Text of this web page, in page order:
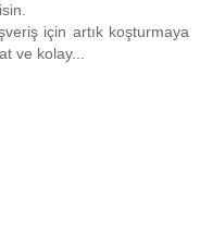
için artık koşturmaya
ve kolay...